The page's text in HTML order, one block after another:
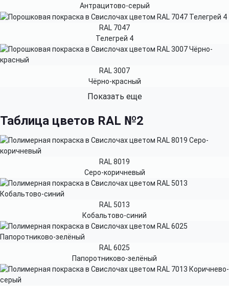
Антрацитово-серый
RAL 7047
Телегрей 4
RAL 3007
Чёрно-красный
Показать еще
Таблица цветов RAL №2
RAL 8019
Серо-коричневый
RAL 5013
Кобальтово-синий
RAL 6025
Папоротниково-зелёный